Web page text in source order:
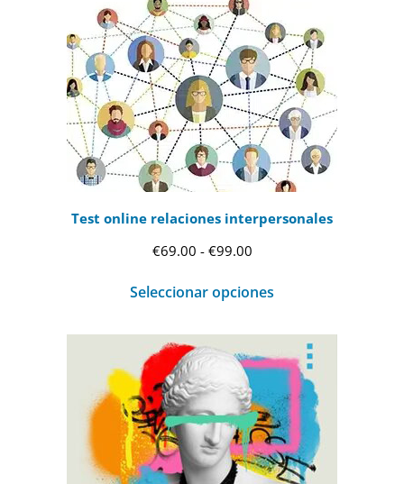
Test online relaciones interpersonales
€69.00 - €99.00Rango
precios:
desde
€69.00
hasta
€99.00
Seleccionar opciones